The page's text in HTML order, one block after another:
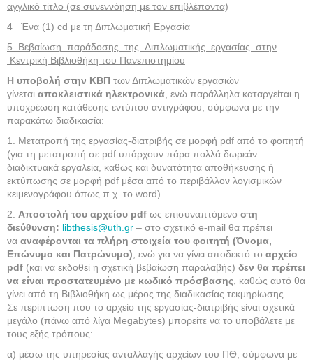
αγγλικό τίτλο (σε συνεννόηση με τον επιβλέποντα)
4 Ένα (1) cd με τη Διπλωματική Εργασία
5 Βεβαίωση παράδοσης της Διπλωματικής εργασίας στην
Κεντρική Βιβλιοθήκη του Πανεπιστημίου
Η υποβολή στην ΚΒΠ των Διπλωματικών εργασιών
γίνεται αποκλειστικά ηλεκτρονικά , ενώ παράλληλα καταργείται η
υποχρέωση κατάθεσης εντύπου αντιγράφου, σύμφωνα με την
παρακάτω διαδικασία:
1. Μετατροπή της εργασίας-διατριβής σε μορφή pdf από το φοιτητή
(για τη μετατροπή σε pdf υπάρχουν πάρα πολλά δωρεάν
διαδικτυακά εργαλεία, καθώς και δυνατότητα αποθήκευσης ή
εκτύπωσης σε μορφή pdf μέσα από το περιβάλλον λογισμικών
κειμενογράφου όπως π.χ. το word).
2. Αποστολή του αρχείου pdf ως επισυναπτόμενο στη
διεύθυνση: libthesis@uth.gr – στο σχετικό e-mail θα πρέπει
να αναφέρονται τα πλήρη στοιχεία του φοιτητή (Όνομα,
Επώνυμο και Πατρώνυμο) , ενώ για να γίνει αποδεκτό το αρχείο
pdf (και να εκδοθεί η σχετική βεβαίωση παραλαβής) δεν θα πρέπει
να είναι προστατευμένο με κωδικό πρόσβασης , καθώς αυτό θα
γίνει από τη Βιβλιοθήκη ως μέρος της διαδικασίας τεκμηρίωσης.
Σε περίπτωση που το αρχείο της εργασίας-διατριβής είναι σχετικά
μεγάλο (πάνω από λίγα Megabytes) μπορείτε να το υποβάλετε με
τους εξής τρόπους:
α) μέσω της υπηρεσίας ανταλλαγής αρχείων του ΠΘ, σύμφωνα με